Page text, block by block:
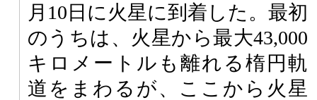
月10日に火星に到着した。最初
のうちは、火星から最大43,000
キロメートルも離れる楕円軌
道をまわるが、ここから火星